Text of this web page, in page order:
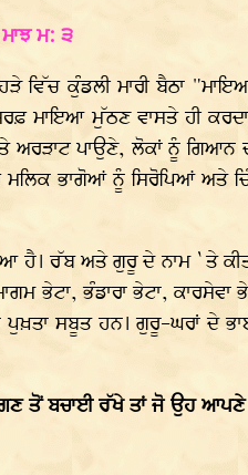
ਮਾਝ ਮ: ੩
ਕੁੰਡਲੀ ਮਾਰੀ ਬੈਠਾ "ਮਾਇਆ
ਮਾਇਆ ਮੁੱਠਣ ਵਾਸਤੇ ਹੀ
ਪਾਉਣੇ, ਲੋਕਾਂ ਨੂੰ ਗਿਆਨ
ਮਲਿਕ ਭਾਗੋਆਂ ਨੂੰ ਸਿਰੋਪਿਆਂ ਅਤੇ
ਹੈ। ਰੱਬ ਅਤੇ ਗੁਰੂ ਦੇ ਨਾਮ `ਤੇ
ਭੇਟਾ, ਭੰਡਾਰਾ ਭੇਟਾ,
ਸਬੂਤ ਹਨ। ਗੁਰੂ-ਘਰਾਂ ਦੇ
ਤੋਂ ਬਚਾਈ ਰੱਖੇ ਤਾਂ ਜੋ ਉਹ